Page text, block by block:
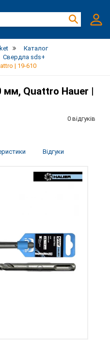
Каталог
Свердла sds+
| 19-610
мм, Quattro Hauer |
0 відгуків
Відгуки